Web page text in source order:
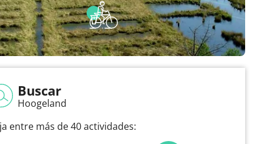
Buscar
Hoogeland
entre más de 40 actividades: